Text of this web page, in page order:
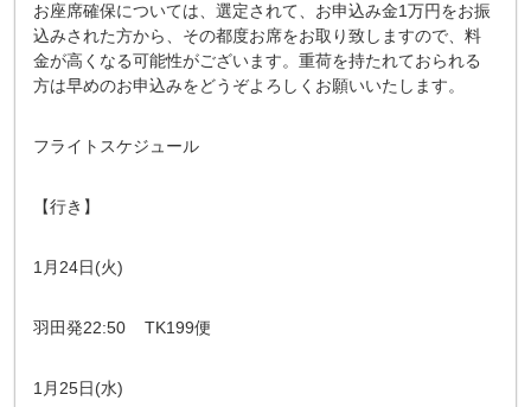
お座席確保については、選定されて、お申込み金1万円をお振
込みされた方から、その都度お席をお取り致しますので、料
金が高くなる可能性がございます。重荷を持たれておられる
方は早めのお申込みをどうぞよろしくお願いいたします。
フライトスケジュール
【行き】
1月24日(火)
羽田発22:50 TK199便
1月25日(水)